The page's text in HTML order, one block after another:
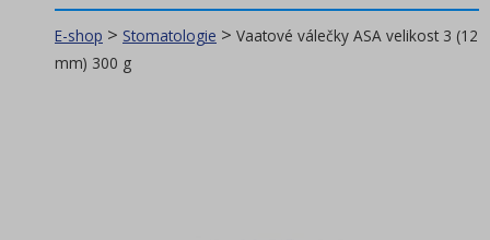
Ordinace(139)
Spotřební materiál
E-shop > Stomatologie > Vaatové válečky ASA velikost 3 (12
mm) 300 g